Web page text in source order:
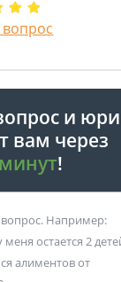
вопрос
и
вам через
!